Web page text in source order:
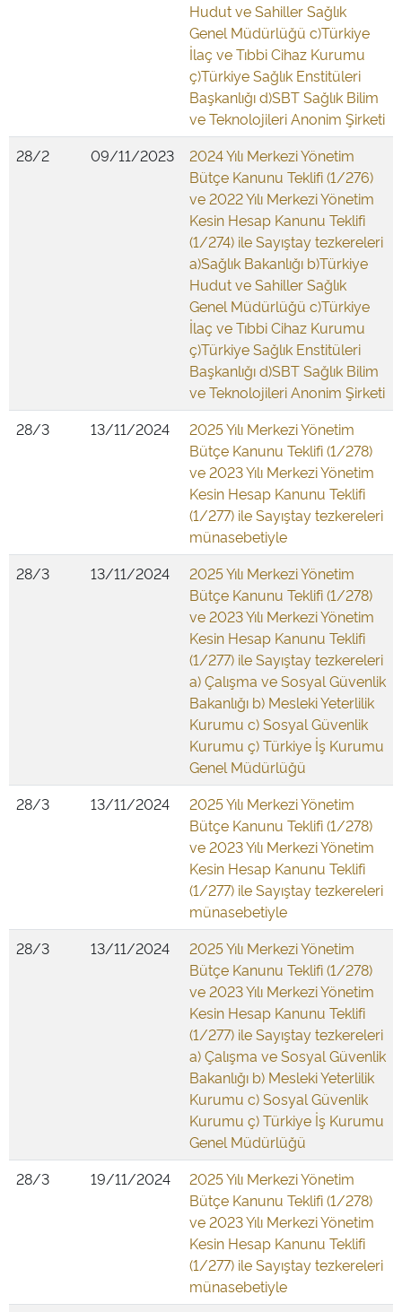
Hudut ve Sahiller Sağlık
Genel Müdürlüğü c)Türkiye
İlaç ve Tıbbi Cihaz Kurumu
ç)Türkiye Sağlık Enstitüleri
Başkanlığı d)SBT Sağlık Bilim
ve Teknolojileri Anonim Şirketi
28/2
09/11/2023
2024 Yılı Merkezi Yönetim
Bütçe Kanunu Teklifi (1/276)
ve 2022 Yılı Merkezi Yönetim
Kesin Hesap Kanunu Teklifi
(1/274) ile Sayıştay tezkereleri
a)Sağlık Bakanlığı b)Türkiye
Hudut ve Sahiller Sağlık
Genel Müdürlüğü c)Türkiye
İlaç ve Tıbbi Cihaz Kurumu
ç)Türkiye Sağlık Enstitüleri
Başkanlığı d)SBT Sağlık Bilim
ve Teknolojileri Anonim Şirketi
28/3
13/11/2024
2025 Yılı Merkezi Yönetim
Bütçe Kanunu Teklifi (1/278)
ve 2023 Yılı Merkezi Yönetim
Kesin Hesap Kanunu Teklifi
(1/277) ile Sayıştay tezkereleri
münasebetiyle
28/3
13/11/2024
2025 Yılı Merkezi Yönetim
Bütçe Kanunu Teklifi (1/278)
ve 2023 Yılı Merkezi Yönetim
Kesin Hesap Kanunu Teklifi
(1/277) ile Sayıştay tezkereleri
a) Çalışma ve Sosyal Güvenlik
Bakanlığı b) Mesleki Yeterlilik
Kurumu c) Sosyal Güvenlik
Kurumu ç) Türkiye İş Kurumu
Genel Müdürlüğü
28/3
13/11/2024
2025 Yılı Merkezi Yönetim
Bütçe Kanunu Teklifi (1/278)
ve 2023 Yılı Merkezi Yönetim
Kesin Hesap Kanunu Teklifi
(1/277) ile Sayıştay tezkereleri
münasebetiyle
28/3
13/11/2024
2025 Yılı Merkezi Yönetim
Bütçe Kanunu Teklifi (1/278)
ve 2023 Yılı Merkezi Yönetim
Kesin Hesap Kanunu Teklifi
(1/277) ile Sayıştay tezkereleri
a) Çalışma ve Sosyal Güvenlik
Bakanlığı b) Mesleki Yeterlilik
Kurumu c) Sosyal Güvenlik
Kurumu ç) Türkiye İş Kurumu
Genel Müdürlüğü
28/3
19/11/2024
2025 Yılı Merkezi Yönetim
Bütçe Kanunu Teklifi (1/278)
ve 2023 Yılı Merkezi Yönetim
Kesin Hesap Kanunu Teklifi
(1/277) ile Sayıştay tezkereleri
münasebetiyle